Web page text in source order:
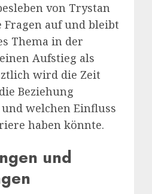
von Trystan
auf und bleibt
Thema in der
Aufstieg als
wird die Zeit
Beziehung
welchen Einfluss
haben könnte.
und